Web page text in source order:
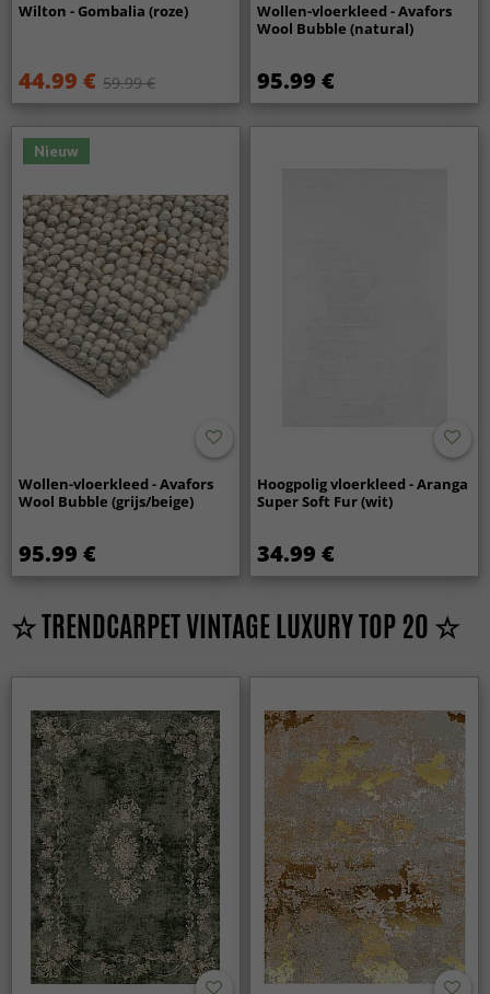
Wilton - Gombalia (roze)
44.99 € 59.99 €
Wollen-vloerkleed - Avafors
Wool Bubble (natural)
95.99 €
Nieuw
Wollen-vloerkleed - Avafors
Wool Bubble (grijs/beige)
95.99 €
Hoogpolig vloerkleed - Aranga
Super Soft Fur (wit)
34.99 €
☆ TRENDCARPET VINTAGE LUXURY TOP 20 ☆